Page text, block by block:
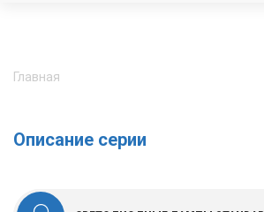
Главная
Описание серии